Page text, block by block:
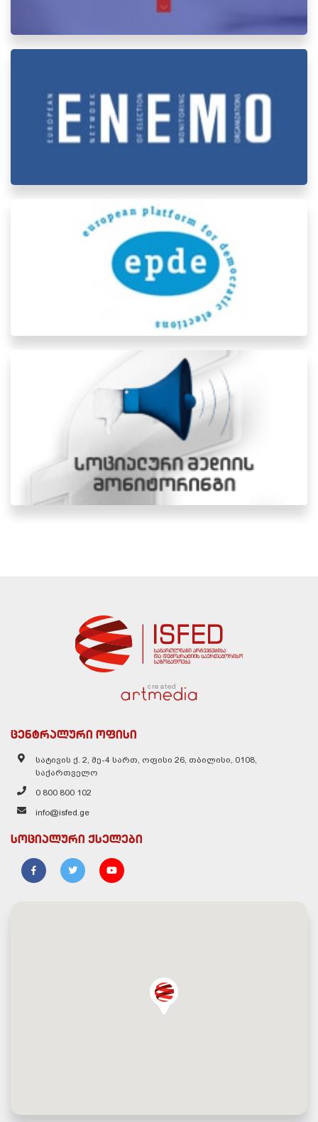
created
ცენტრალური ოფისი
სატივის ქ. 2, მე-4 სართ, ოფისი 26, თბილისი, 0108,
საქართველო
0 800 800 102
info@isfed.ge
სოციალური ქსელები